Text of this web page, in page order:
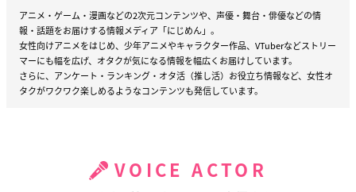
アニメ・ゲーム・漫画などの2次元コンテンツや、声優・舞台・俳優などの情
報・話題をお届けする情報メディア「にじめん」。
女性向けアニメをはじめ、少年アニメやキャラクター作品、VTuberなどストリー
マーにも幅を広げ、オタクが気になる情報を幅広くお届けしています。
さらに、アンケート・ランキング・オタ活（推し活）お役立ち情報など、女性オ
タクがワクワク楽しめるようなコンテンツも発信しています。
VOICE ACTOR